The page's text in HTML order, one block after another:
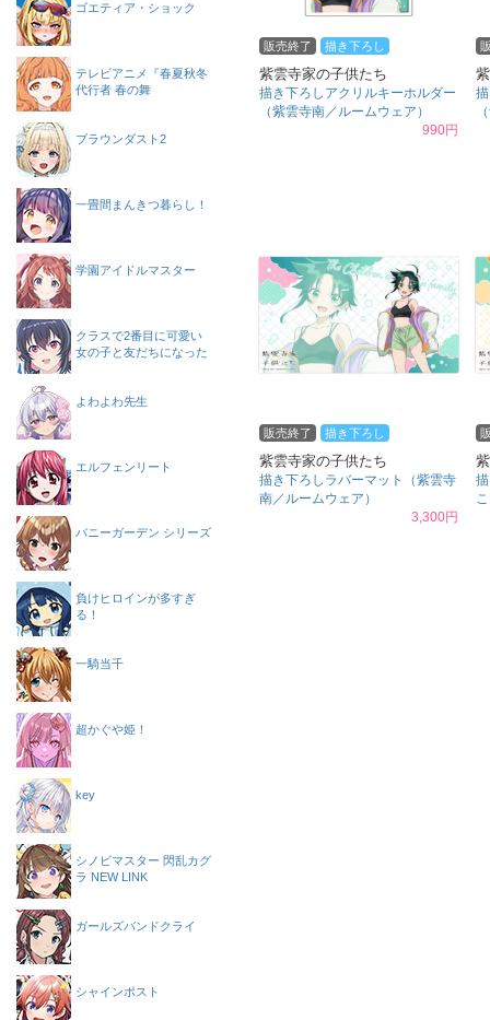
販売終了 描き下ろし
紫雲寺家の子供たち
描き下ろしアクリルキーホルダー
（紫雲寺南／ルームウェア）
990円
販売終了 描き下ろし
紫雲寺家の子供たち
描き下ろしラバーマット（紫雲寺
南／ルームウェア）
3,300円
ゴエティア・ショック
テレビアニメ『春夏秋冬
代行者 春の舞
ブラウンダスト2
一畳間まんきつ暮らし！
学園アイドルマスター
クラスで2番目に可愛い
女の子と友だちになった
よわよわ先生
エルフェンリート
バニーガーデン シリーズ
負けヒロインが多すぎ
る！
一騎当千
超かぐや姫！
key
シノビマスター 閃乱カグ
ラ NEW LINK
ガールズバンドクライ
シャインポスト